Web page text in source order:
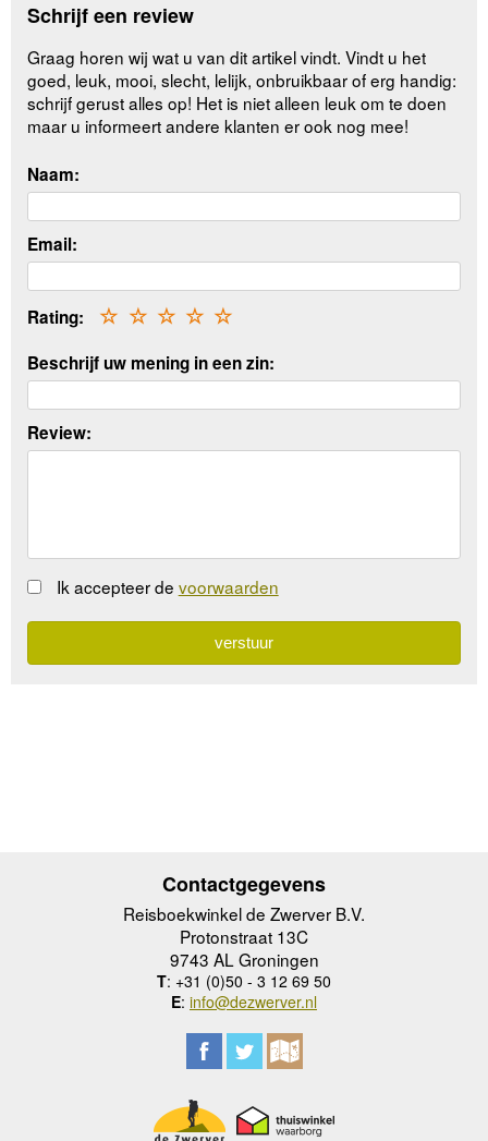
Schrijf een review
Graag horen wij wat u van dit artikel vindt. Vindt u het
goed, leuk, mooi, slecht, lelijk, onbruikbaar of erg handig:
schrijf gerust alles op! Het is niet alleen leuk om te doen
maar u informeert andere klanten er ook nog mee!
Naam:
Email:
Rating: ☆
☆
☆
☆
☆
Beschrijf uw mening in een zin:
Review:
Ik accepteer de voorwaarden
Contactgegevens
Reisboekwinkel de Zwerver B.V.
Protonstraat 13C
9743 AL Groningen
T: +31 (0)50 - 3 12 69 50
E: info@dezwerver.nl